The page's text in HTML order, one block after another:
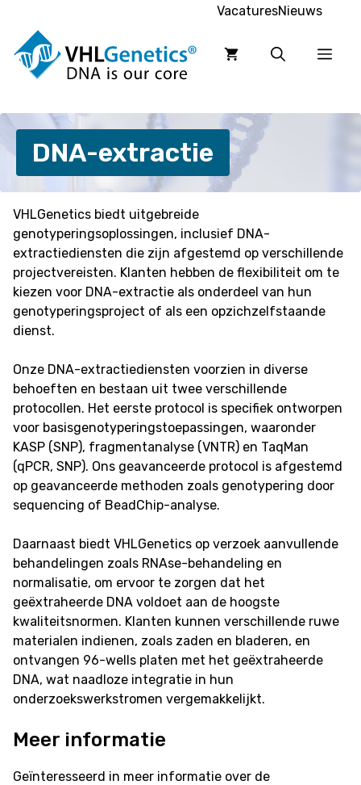
inhoud
VacaturesNieuws
DNA-extractie
VHLGenetics biedt uitgebreide
genotyperingsoplossingen, inclusief DNA-
extractiediensten die zijn afgestemd op verschillende
projectvereisten. Klanten hebben de flexibiliteit om te
kiezen voor DNA-extractie als onderdeel van hun
genotyperingsproject of als een opzichzelfstaande
dienst.
Onze DNA-extractiediensten voorzien in diverse
behoeften en bestaan uit twee verschillende
protocollen. Het eerste protocol is specifiek ontworpen
voor basisgenotyperingstoepassingen, waaronder
KASP (SNP), fragmentanalyse (VNTR) en TaqMan
(qPCR, SNP). Ons geavanceerde protocol is afgestemd
op geavanceerde methoden zoals genotypering door
sequencing of BeadChip-analyse.
Daarnaast biedt VHLGenetics op verzoek aanvullende
behandelingen zoals RNAse-behandeling en
normalisatie, om ervoor te zorgen dat het
geëxtraheerde DNA voldoet aan de hoogste
kwaliteitsnormen. Klanten kunnen verschillende ruwe
materialen indienen, zoals zaden en bladeren, en
ontvangen 96-wells platen met het geëxtraheerde
DNA, wat naadloze integratie in hun
onderzoekswerkstromen vergemakkelijkt.
Meer informatie
Geïnteresseerd in meer informatie over de